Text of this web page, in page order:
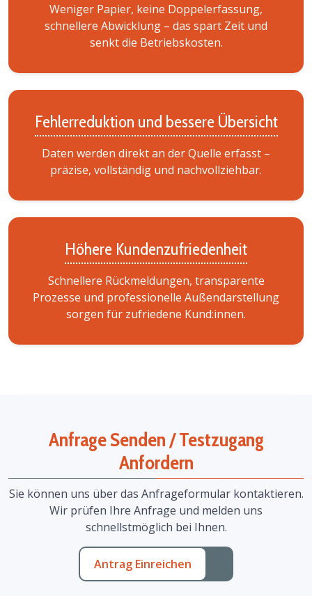
Weniger Papier, keine Doppelerfassung,
schnellere Abwicklung – das spart Zeit und
senkt die Betriebskosten.
Fehlerreduktion und bessere Übersicht
Daten werden direkt an der Quelle erfasst –
präzise, vollständig und nachvollziehbar.
Höhere Kundenzufriedenheit
Schnellere Rückmeldungen, transparente
Prozesse und professionelle Außendarstellung
sorgen für zufriedene Kund:innen.
Anfrage Senden / Testzugang
Anfordern
Sie können uns über das Anfrageformular kontaktieren.
Wir prüfen Ihre Anfrage und melden uns
schnellstmöglich bei Ihnen.
Antrag Einreichen